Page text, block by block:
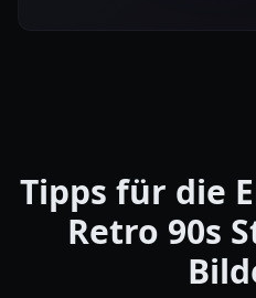
Tipps für die
Retro 90s